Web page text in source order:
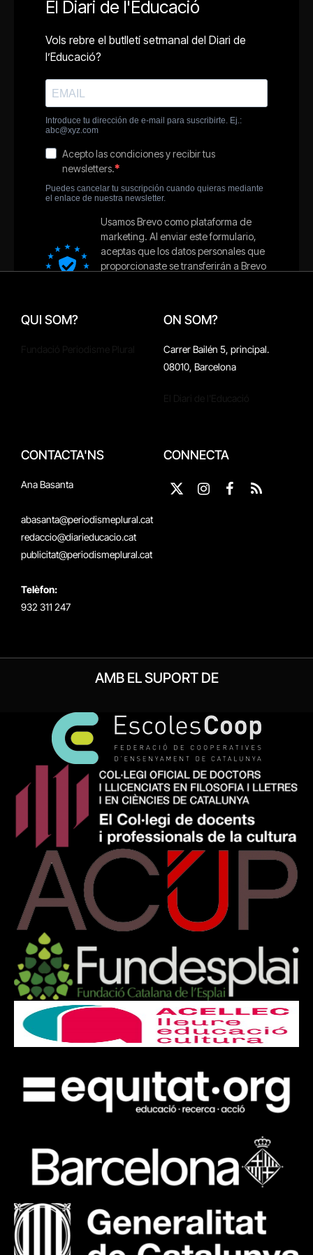
QUI SOM? ON SOM?
Carrer Bailén 5, principal.
08010, Barcelona
CONTACTA'NS
Ana Basanta
abasanta@periodismeplural.cat
redaccio@diarieducacio.cat
publicitat@periodismeplural.cat
Telèfon:
932 311 247
CONNECTA
X
InstagramFacebook
RSS
AMB EL SUPORT DE